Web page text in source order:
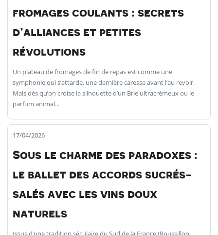
fromages coulants : secrets
d’alliances et petites
révolutions
Un plateau de fromages de fin de repas est comme une
symphonie qui s’attarde, une dernière caresse avant l’au revoir.
Mais dès qu’on croise la silhouette d’un Brie ultracrémeux ou le
parfum animal...
17/04/2026
Sous le charme des paradoxes :
le ballet des accords sucrés-
salés avec les vins doux
naturels